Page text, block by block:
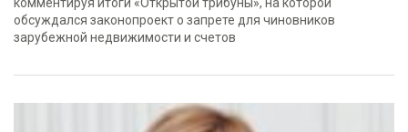
обсуждался законопроект о запрете для чиновников
зарубежной недвижимости и счетов